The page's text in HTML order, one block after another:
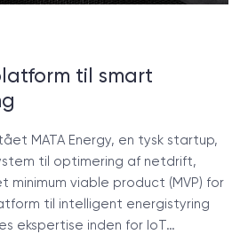
til smart
MATA Energy, en tysk startup,
til optimering af netdrift,
viable product (MVP) for
til intelligent energistyring
ekspertise inden for IoT…